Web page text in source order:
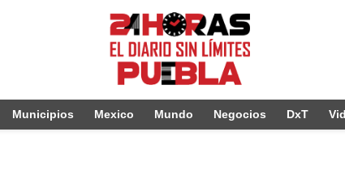
Municipios Mexico Mundo Negocios DxT